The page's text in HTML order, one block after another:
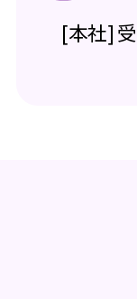
[本社]